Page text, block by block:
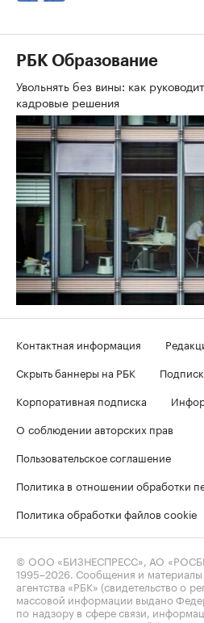
РБК Образование
Увольнять без вины: как
кадровые решения
Контактная информация
Скрыть баннеры на РБК
Корпоративная подписка
О соблюдении авторских прав
Пользовательское соглашение
Политика в отношении обработки
Политика обработки файлов cookie
© ООО «БИЗНЕСПРЕСС», АО
1995–2026 . Сообщения и
агентства «РБК» (свидетельство о
массовой информации выдано
по надзору в сфере связи,